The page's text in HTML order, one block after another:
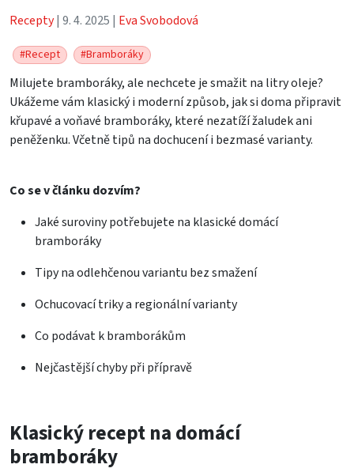
Recepty| 9. 4. 2025 | Eva Svobodová
#Recept #Bramboráky
Milujete bramboráky, ale nechcete je smažit na litry oleje?
Ukážeme vám klasický i moderní způsob, jak si doma připravit
křupavé a voňavé bramboráky, které nezatíží žaludek ani
peněženku. Včetně tipů na dochucení i bezmasé varianty.
Co se v článku dozvím?
Jaké suroviny potřebujete na klasické domácí
bramboráky
Tipy na odlehčenou variantu bez smažení
Ochucovací triky a regionální varianty
Co podávat k bramborákům
Nejčastější chyby při přípravě
Klasický recept na domácí
bramboráky